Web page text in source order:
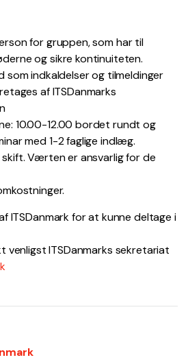
for gruppen, som har til
og sikre kontinuiteten.
som indkaldelser og tilmeldinger
af ITSDanmarks
10.00-12.00 bordet rundt og
med 1-2 faglige indlæg.
Værten er ansvarlig for de
ITSDanmark for at kunne deltage i
venligst ITSDanmarks sekretariat